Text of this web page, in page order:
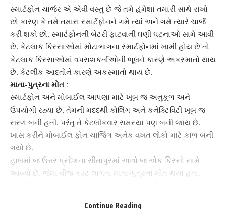
સ્માર્ટફોન ચાર્જર એ એવી વસ્તુ છે જે તમે હંમેશા તમારી સાથે રાખો
છો કારણ કે તમે તમારા સ્માર્ટફોનને ગમે ત્યાં અને ગમે ત્યારે ચાર્જ
કરી શકો છો. સ્માર્ટફોનની બેટરી ફાટવાની ઘણી ઘટનાઓ સામે આવી
છે. કેટલાક કિસ્સાઓમાં મોટાભાગના સ્માર્ટફોનમાં ખામી હોય છે તો
કેટલાક કિસ્સાઓમાં વપરાશકર્તાઓની ભૂલને કારણે અકસ્માતો થાય
છે. કેટલીક આદતોને કારણે અકસ્માતો થાય છે.
માતા-પુત્રના મોત :
સ્માર્ટફોન અને મોબાઈલ આપણા માટે ખૂબ જ અનુકૂળ અને
ઉપયોગી રહ્યા છે. તેમની મદદથી કોલિંગ અને કનેક્ટિવિટી ખૂબ જ
સરળ બની હતી. પરંતુ તે કેટલીકવાર સમસ્યા પણ બની જાય છે.
ખાસ કરીને મોબાઈલ ફોન ચાર્જિંગ અનેક વખત લોકો માટે કાળ બની
ગયો છે.
હાલમાં જ ઉત્તર પ્રદેશના સીતાપુરમાં આવો જ એક કિસ્સો સામે
આવ્યો છે. જેમાં વીજ કરંટ લાગતા માતા-પુત્રના મોત થયા હતા.
Continue Reading